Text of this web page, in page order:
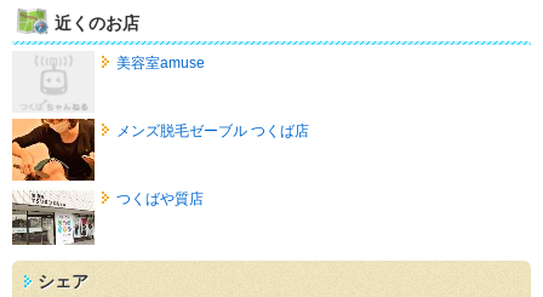
近くのお店
美容室amuse
メンズ脱毛ゼーブル つくば店
つくばや質店
シェア